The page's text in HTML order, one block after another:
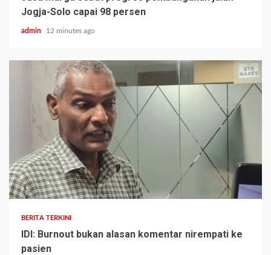
Jogja-Solo capai 98 persen
admin 12 minutes ago
BERITA TERKINI
IDI: Burnout bukan alasan komentar nirempati ke
pasien